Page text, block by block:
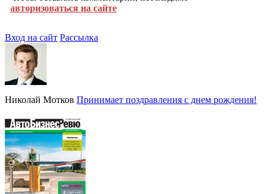
авторизоваться на сайте
Вход на сайт Рассылка
Николай Мотков Принимает поздравления с днем рождения!